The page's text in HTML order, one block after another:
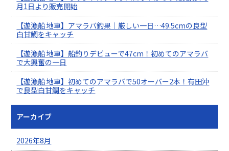
月1日より販売開始
【遊漁船 地車】アマラバ釣果｜厳しい一日…49.5cmの良型
白甘鯛をキャッチ
【遊漁船 地車】船釣りデビューで47cm！初めてのアマラバ
で大興奮の一日
【遊漁船 地車】初めてのアマラバで50オーバー2本！有田沖
で良型白甘鯛をキャッチ
アーカイブ
2026年8月